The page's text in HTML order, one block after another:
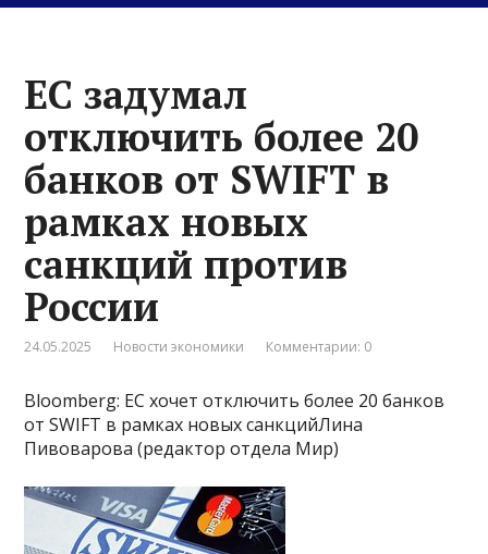
ЕС задумал
отключить более 20
банков от SWIFT в
рамках новых
санкций против
России
24.05.2025 Новости экономики Комментарии: 0
Bloomberg: ЕС хочет отключить более 20 банков
от SWIFT в рамках новых санкцийЛина
Пивоварова (редактор отдела Мир)